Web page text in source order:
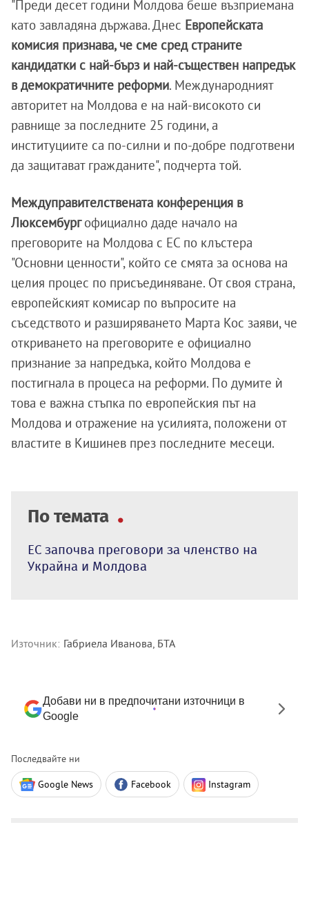
"Преди десет години Молдова беше възприемана
като завладяна държава. Днес Европейската
комисия признава, че сме сред страните
кандидатки с най-бърз и най-съществен напредък
в демократичните реформи. Международният
авторитет на Молдова е на най-високото си
равнище за последните 25 години, а
институциите са по-силни и по-добре подготвени
да защитават гражданите", подчерта той.
Междуправителствената конференция в
Люксембургофициално даде начало на
преговорите на Молдова с ЕС по клъстера
"Основни ценности", който се смята за основа на
целия процес по присъединяване. От своя страна,
европейският комисар по въпросите на
съседството и разширяването Марта Кос заяви, че
откриването на преговорите е официално
признание за напредъка, който Молдова е
постигнала в процеса на реформи. По думите ѝ
това е важна стъпка по европейския път на
Молдова и отражение на усилията, положени от
властите в Кишинев през последните месеци.
По темата
ЕС започва преговори за членство на
Украйна и Молдова
Източник: Габриела Иванова, БТА
Добави ни в предпочитани източници в
Google
Последвайте ни
Google News Facebook Instagram